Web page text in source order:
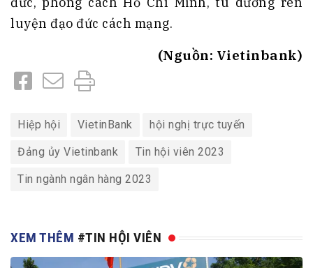
luyện đạo đức cách mạng.
(Nguồn: Vietinbank)
Hiệp hội VietinBank hội nghị trực tuyến
Đảng ủy Vietinbank Tin hội viên 2023
Tin ngành ngân hàng 2023
XEM THÊM #TIN HỘI VIÊN